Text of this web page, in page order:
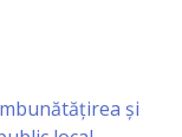
și